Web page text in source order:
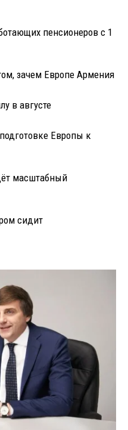
пенсионеров с 1
зачем Европе Армения
в августе
Европы к
масштабный
сидит